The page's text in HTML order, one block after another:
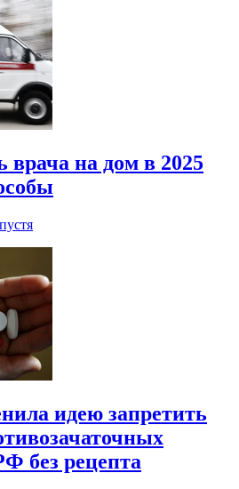
врача на дом в 2025
идею запретить
без рецепта